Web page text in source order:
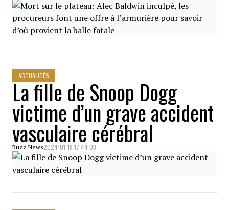
ACTUALITÉS
La fille de Snoop Dogg
victime d’un grave accident
vasculaire cérébral
Buzz News2024-01-19 17:44:03